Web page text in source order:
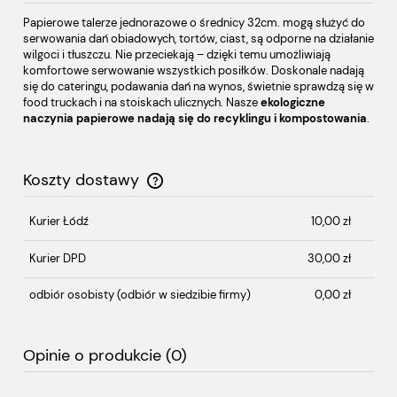
Papierowe talerze jednorazowe o średnicy 32cm. mogą służyć do
serwowania dań obiadowych, tortów, ciast, są odporne na działanie
wilgoci i tłuszczu. Nie przeciekają – dzięki temu umożliwiają
komfortowe serwowanie wszystkich posiłków. Doskonale nadają
się do cateringu, podawania dań na wynos, świetnie sprawdzą się w
food truckach i na stoiskach ulicznych. Naszeekologiczne
naczynia papierowe nadają się do recyklingu i kompostowania.
Koszty dostawy
Cena nie zawiera ewentualnych kosztów płatności
Kurier Łódź 10,00 zł
Kurier DPD 30,00 zł
odbiór osobisty(odbiór w siedzibie firmy) 0,00 zł
Opinie o produkcie (0)